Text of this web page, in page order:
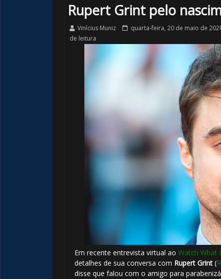
Rupert Grint pelo
Vinícius Muniz quarta-feira, 20 de maio de
de leitura
Em recente entrevista virtual ao Watch What
detalhes de sua conversa com Rupert Grint(
disse que falou com o amigo para